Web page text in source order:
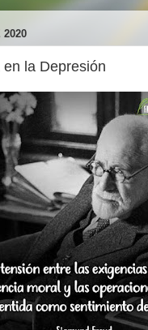
2020
la Depresión